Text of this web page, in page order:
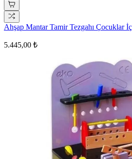
Ahşap Mantar Tamir Tezgahı Çocuklar
5.445,00 ₺